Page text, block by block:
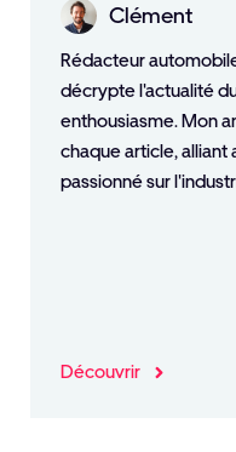
Clément
Rédacteur
décrypte l'actualité
enthousiasme. Mon
chaque article,
passionné sur
Découvrir